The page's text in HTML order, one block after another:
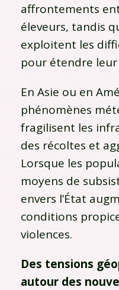
affrontements
éleveurs, tandis
exploitent les
pour étendre
En Asie ou en
phénomènes
fragilisent les
des récoltes et
Lorsque les
moyens de
envers l’État
conditions
violences.
Des tensions
autour des